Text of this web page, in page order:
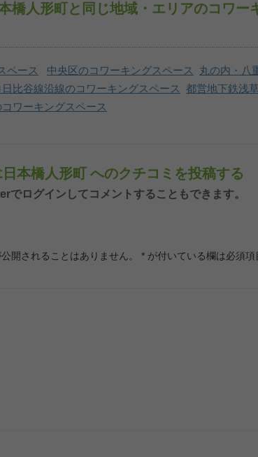
橋人形町と同じ地域・エリアのコワー
ペース 中央区のコワーキングスペース
丸の内・八
比谷線沿線のコワーキングスペース
都営地下鉄浅
ワーキングスペース
本橋人形町 へのクチコミを投稿する
でログインしてコメントすることもできます。
開されることはありません。 * が付いている欄は必須項